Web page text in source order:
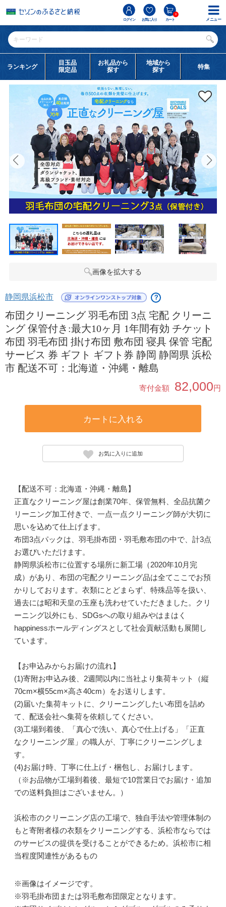
ログイン お気に入り カート
0
ランキング
目玉品
限定品
お礼品から
探す
地域から
探す
特集
画像を拡大する
静岡県浜松市 ？
布団クリーニング 羽毛布団 3点 宅配 クリーニ
ング 保管付き:最大10ヶ月 1年間有効 チケット
布団 羽毛布団 掛け布団 敷布団 寝具 保管 宅配
サービス 券 ギフト ギフト券 静岡 静岡県 浜松
市 配送不可：北海道・沖縄・離島
寄付金額 82,000円
カートに入れる
お気に入りに追加
【配送不可：北海道・沖縄・離島】
正直なクリーニング屋は創業70年、保管無料、全品抗菌ク
リーニング加工付きで、一点一点クリーニング師が大切に
思いを込めて仕上げます。
布団3点パックは、羽毛掛布団・羽毛敷布団の中で、計3点
お選びいただけます。
静岡県浜松市に位置する場所に新工場（2020年10月完
成）があり、布団の宅配クリーニング品は全てここでお預
かりしております。衣類にとどまらず、特殊品等を扱い、
過去には昭和天皇の玉座も洗わせていただきました。クリ
ーニング以外にも、SDGsへの取り組みやはまはく
happinessホールディングスとして社会貢献活動も展開し
ています。
【お申込みからお届けの流れ】
(1)寄附お申込み後、2週間以内に当社より集荷キット（縦
70cm×横55cm×高さ40cm）をお送りします。
(2)届いた集荷キットに、クリーニングしたい布団を詰め
て、配送会社へ集荷を依頼してください。
(3)工場到着後、「真心で洗い、真心で仕上げる」「正直
なクリーニング屋」の職人が、丁寧にクリーニングしま
す。
(4)お届け時、丁寧に仕上げ・梱包し、お届けします。
（※お品物が工場到着後、最短で10営業日でお届け・追加
での送料負担はございません。）
浜松市のクリーニング店の工場で、独自手法や管理体制の
もと寄附者様の衣類をクリーニングする、浜松市ならでは
のサービスの提供を受けることができるため。浜松市に相
当程度関連性があるもの
※画像はイメージです。
※羽毛掛布団または羽毛敷布団限定となります。
メニュー